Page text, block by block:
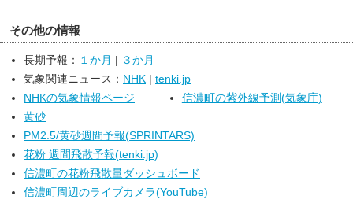
７日は、引き続き高気圧に緩やかに覆われますが、湿った空気の
から雨や雷雨となる所があるでしょう。夕方から夜のはじめ頃は激
しく降る所がある見込みです。
その他の情報
長期予報： １か月
３か月
気象関連ニュース： NHK
tenki.jp
NHKの気象情報ページ
信濃町の紫外線予測(気象庁)
黄砂
PM2.5/黄砂週間予報(SPRINTARS)
花粉 週間飛散予報(tenki.jp)
信濃町の花粉飛散量ダッシュボード
信濃町周辺のライブカメラ(YouTube)